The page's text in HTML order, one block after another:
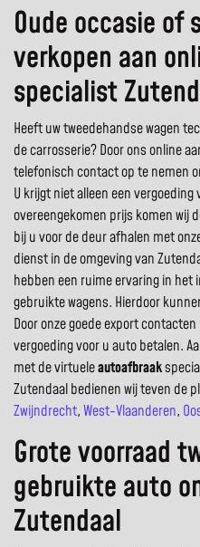
Oude occasie of
verkopen aan
specialist
Heeft uw tweedehandse wagen
de carrosserie? Door ons online
telefonisch contact op te nemen
U krijgt niet alleen een
overeengekomen prijs komen wij
bij u voor de deur afhalen met
dienst in de omgeving van
hebben een ruime ervaring in het
gebruikte wagens. Hierdoor
Door onze goede export
vergoeding voor u auto betalen.
met de virtueleautoafbraak
Zutendaal bedienen wij teven de
Zwijndrecht,West-Vlaanderen,
Grote voorraad
gebruikte auto
Zutendaal